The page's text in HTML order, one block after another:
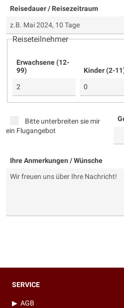
Reisedauer / Reisezeitraum
Reiseteilnehmer
Erwachsene (12-
99)
Kinder (2-
Bitte unterbreiten sie mir
ein Flugangebot
Ihre Anmerkungen / Wünsche
SERVICE
▶ AGB